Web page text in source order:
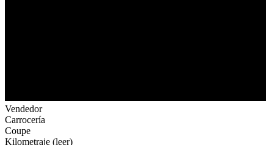
Vendedor
Carrocería
Coupe
Kilometraje (leer)